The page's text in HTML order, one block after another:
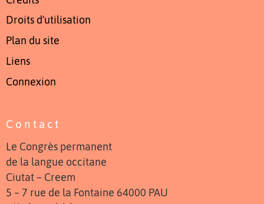
Droits d'utilisation
Plan du site
Liens
Connexion
Contact
Le Congrès permanent
de la langue occitane
Ciutat – Creem
5 – 7 rue de la Fontaine 64000 PAU